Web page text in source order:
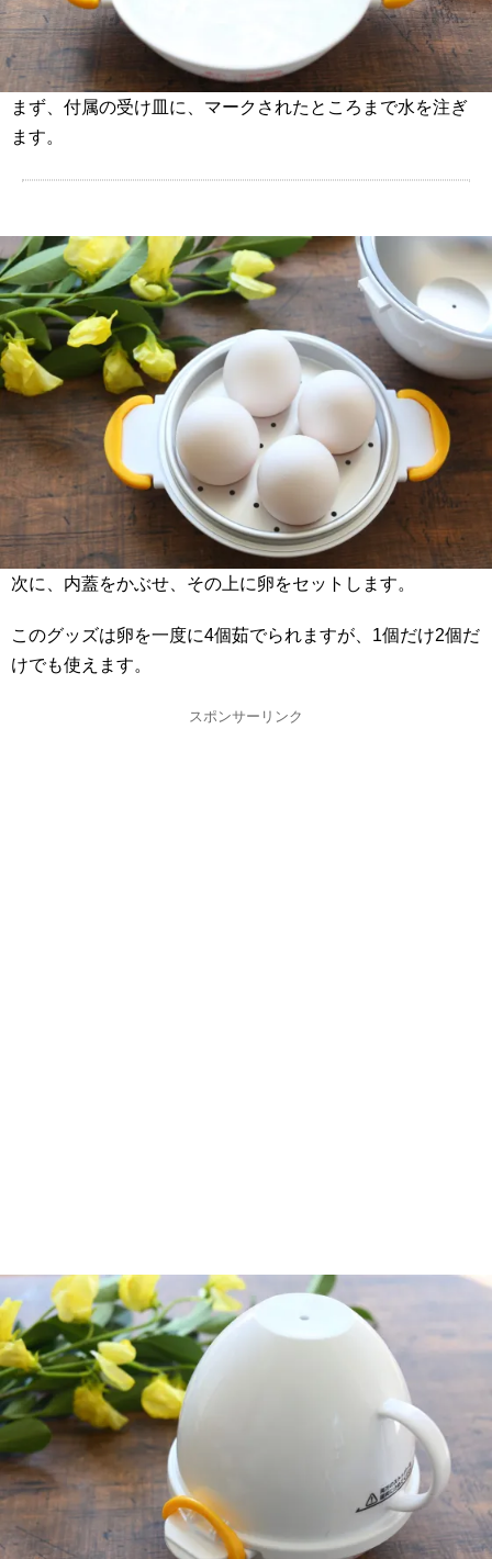
まず、付属の受け皿に、マークされたところまで水を注ぎ
ます。
次に、内蓋をかぶせ、その上に卵をセットします。
このグッズは卵を一度に4個茹でられますが、1個だけ2個だ
けでも使えます。
スポンサーリンク